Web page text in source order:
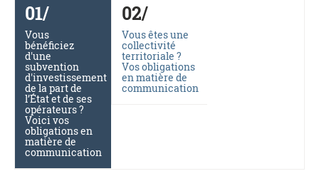
Vous
bénéficiez
d'une
subvention
d'investissement
de la part de
l’État et de ses
opérateurs ?
Voici vos
obligations en
matière de
communication
Vous êtes une
collectivité
territoriale ?
Vos obligations
en matière de
communication